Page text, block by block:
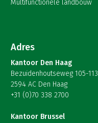
Multifunctionele landbouw
Adres
Kantoor Den Haag
Bezuidenhoutseweg 105-113
2594 AC Den Haag
+31 (0)70 338 2700
Kantoor Brussel